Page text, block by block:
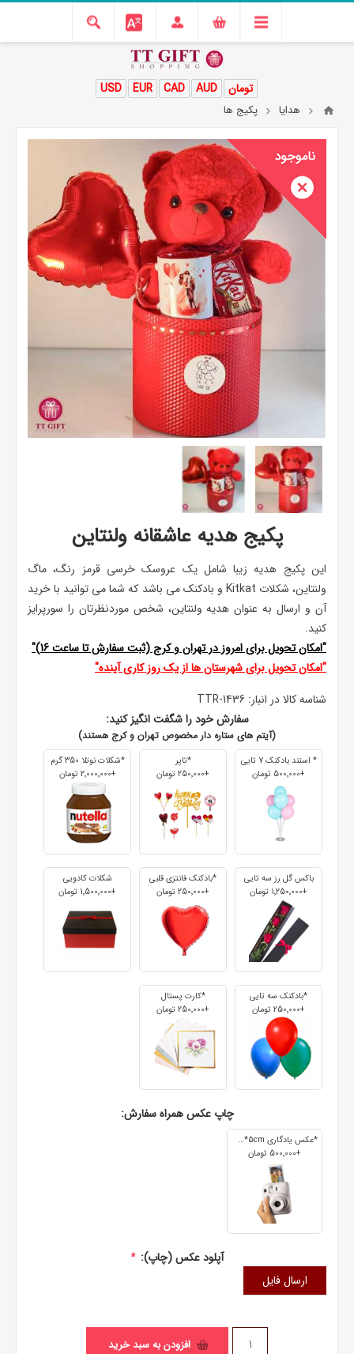
USD EUR CAD AUD تومان
هدایا پکیج ها
پکیج هدیه عاشقانه ولنتاین
این پکیج هدیه زیبا شامل یک عروسک خرسی قرمز رنگ، ماگ
ولنتاین، شکلات Kitkat و بادکنک می باشد که شما می توانید با خرید
آن و ارسال به عنوان هدیه ولنتاین، شخص موردنظرتان را سورپرایز
کنید.
"امکان تحویل برای امروز در تهران و کرج (ثبت سفارش تا ساعت 16)"
"امکان تحویل برای شهرستان ها از یک روز کاری آینده"
شناسه کالا در انبار: TTR-1436
سفارش خود را شگفت انگیز کنید:
(آیتم های ستاره دار مخصوص تهران و کرج هستند)
* استند بادکنک 7 تایی
+500٬000 تومان
*تاپر
+250٬000 تومان
*شکلات نوتلا 350 گرم
+2٬000٬000 تومان
باکس گل رز سه تایی
+1٬250٬000 تومان
*بادکنک فانتزی قلبی
+250٬000 تومان
شکلات کادویی
+1٬500٬000 تومان
*بادکنک سه تایی
+250٬000 تومان
*کارت پستال
+250٬000 تومان
چاپ عکس همراه سفارش:
*عکس یادگاری 7cm*5cm
+500٬000 تومان
آپلود عکس (چاپ): *
ارسال فایل
افزودن به سبد خرید